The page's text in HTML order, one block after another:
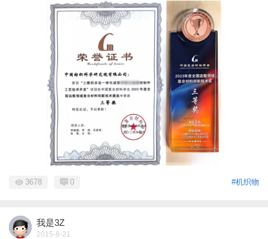
#机织物
3678 0
我是3Z
2015-8-21